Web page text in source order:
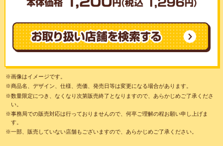
※画像はイメージです。
※商品名、デザイン、仕様、売価、発売日等は変更になる場合があります。
※数量限定につき、なくなり次第販売終了となりますので、あらかじめご了承くださ
い。
※事務局での販売対応は行っておりませんので、何卒ご理解の程お願い申し上げま
す。
※一部、販売していない店舗もございますので、あらかじめご了承ください。